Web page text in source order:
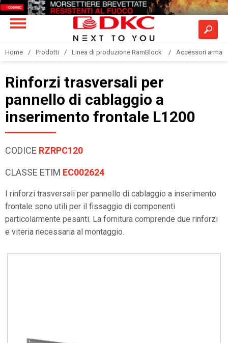
Home Prodotti Linea di produzione RamBlock Accessori armadi
Rinforzi trasversali per
pannello di cablaggio a
inserimento frontale L1200
CODICE RZRPC120
CLASSE ETIM EC002624
I rinforzi trasversali per pannello di cablaggio a inserimento
frontale sono utili per il fissaggio di componenti
particolarmente pesanti. La fornitura comprende due rinforzi
e viteria necessaria al montaggio.